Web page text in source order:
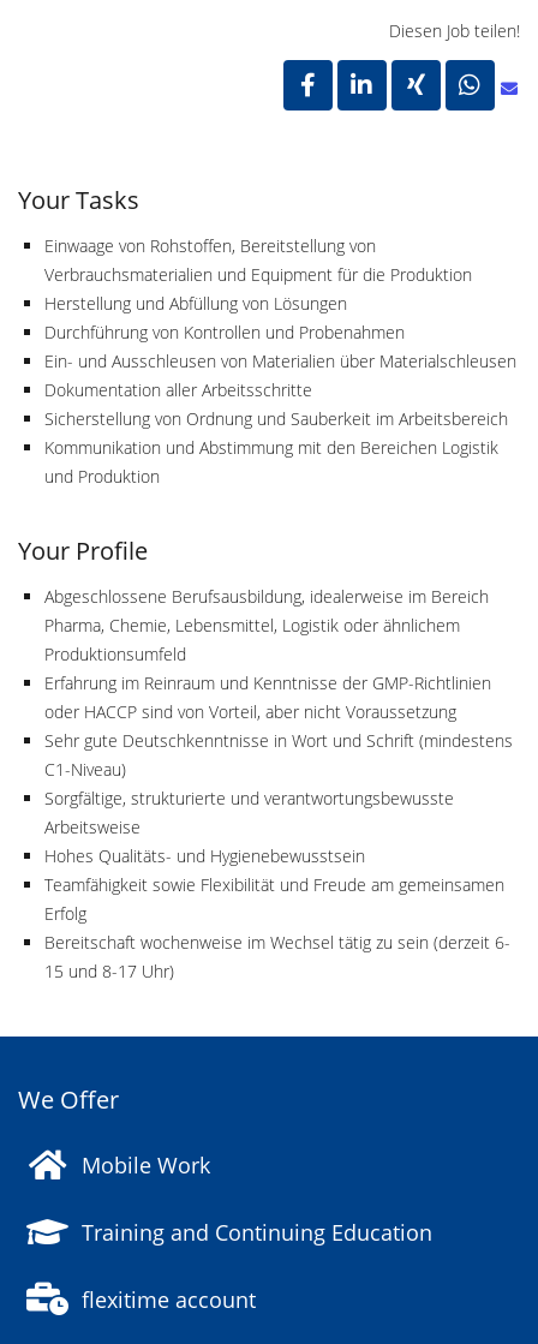
Diesen Job teilen!
Your Tasks
Einwaage von Rohstoffen, Bereitstellung von
Verbrauchsmaterialien und Equipment für die Produktion
Herstellung und Abfüllung von Lösungen
Durchführung von Kontrollen und Probenahmen
Ein- und Ausschleusen von Materialien über Materialschleusen
Dokumentation aller Arbeitsschritte
Sicherstellung von Ordnung und Sauberkeit im Arbeitsbereich
Kommunikation und Abstimmung mit den Bereichen Logistik
und Produktion
Your Profile
Abgeschlossene Berufsausbildung, idealerweise im Bereich
Pharma, Chemie, Lebensmittel, Logistik oder ähnlichem
Produktionsumfeld
Erfahrung im Reinraum und Kenntnisse der GMP-Richtlinien
oder HACCP sind von Vorteil, aber nicht Voraussetzung
Sehr gute Deutschkenntnisse in Wort und Schrift (mindestens
C1-Niveau)
Sorgfältige, strukturierte und verantwortungsbewusste
Arbeitsweise
Hohes Qualitäts- und Hygienebewusstsein
Teamfähigkeit sowie Flexibilität und Freude am gemeinsamen
Erfolg
Bereitschaft wochenweise im Wechsel tätig zu sein (derzeit 6-
15 und 8-17 Uhr)
We Offer
Mobile Work
Training and Continuing Education
flexitime account